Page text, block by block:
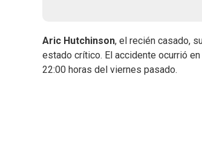
Aric Hutchinson, el recién casado,
estado crítico. El accidente ocurrió
22:00 horas del viernes pasado.